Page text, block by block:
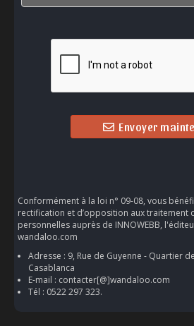
Envoyer
Conformément à la loi n° 09-08, vous
rectification et d’opposition aux traitement
personnelles auprès de INNOWEBB,
wandaloo.com
Adresse : 9, Rue de Guyenne - Quartier
Casablanca
E-mail : contacter[@]wandaloo.com
Tél : 0522 297 323.